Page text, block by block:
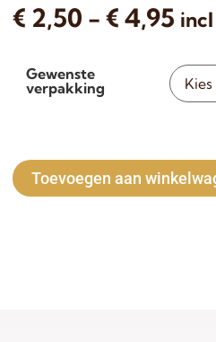
€ 2,50 - € 4,95
Gewenste
verpakking
Toevoegen aan